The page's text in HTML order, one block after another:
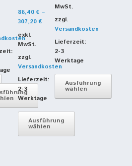
86,40€ –
307,20€
exkl.
MwSt.
zzgl.
Versandkosten
Lieferzeit:
2-3
Werktage
Ausführung
wählen
MwSt.
zzgl.
Versandkosten
Lieferzeit:
2-3
Werktage
Ausführung
wählen
Produkt
weist